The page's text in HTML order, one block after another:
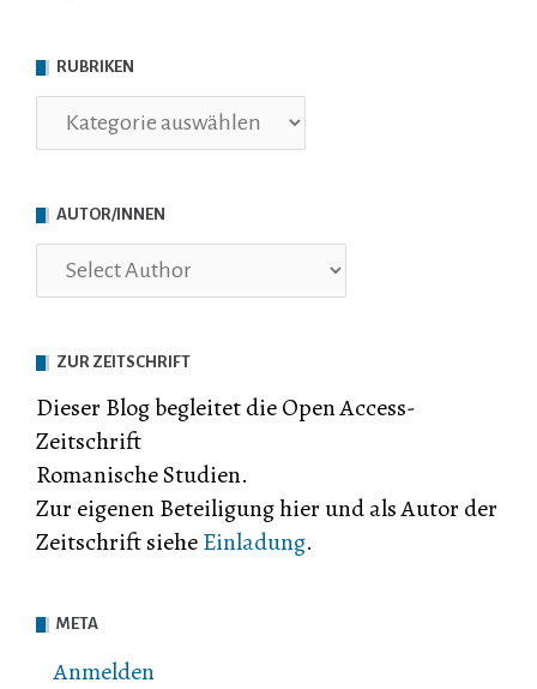
RUBRIKEN
Rubriken
AUTOR/INNEN
ZUR ZEITSCHRIFT
Dieser Blog begleitet die Open Access-
Zeitschrift
Romanische Studien.
Zur eigenen Beteiligung hier und als Autor der
Zeitschrift sieheEinladung.
META
Anmelden